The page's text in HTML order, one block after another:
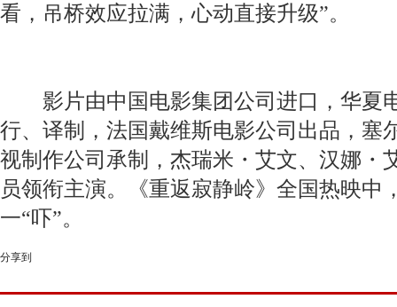
看，吊桥效应拉满，心动直接升级”。
影片由中国电影集团公司进口，华夏
行、译制，法国戴维斯电影公司出品，塞
视制作公司承制，杰瑞米・艾文、汉娜・
员领衔主演。《重返寂静岭》全国热映中
一“吓”。
分享到